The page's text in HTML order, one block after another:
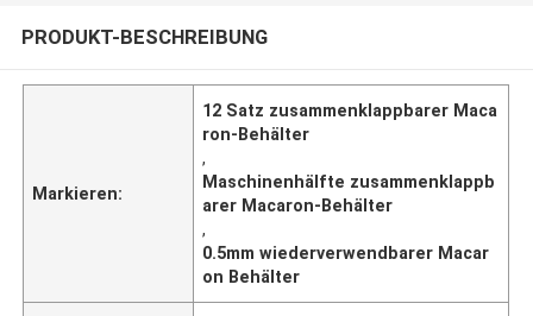
PRODUKT-BESCHREIBUNG
Markieren:
12 Satz zusammenklappbarer Maca
ron-Behälter
,
Maschinenhälfte zusammenklappb
arer Macaron-Behälter
,
0.5mm wiederverwendbarer Macar
on Behälter